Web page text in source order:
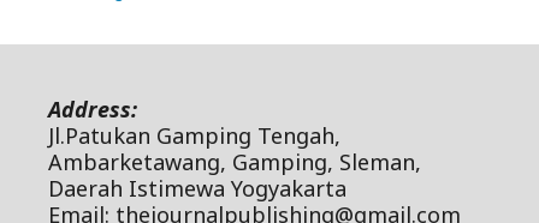
Address:
Jl.Patukan Gamping Tengah,
Ambarketawang, Gamping, Sleman,
Daerah Istimewa Yogyakarta
Email: thejournalpublishing@gmail.com